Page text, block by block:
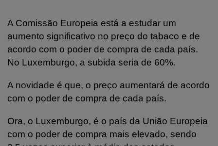
A Comissão Europeia está a estudar um
aumento significativo no preço do tabaco e de
acordo com o poder de compra de cada país.
No Luxemburgo, a subida seria de 60%.
A novidade é que, o preço aumentará de acordo
com o poder de compra de cada país.
Ora, o Luxemburgo, é o país da União Europeia
com o poder de compra mais elevado, sendo